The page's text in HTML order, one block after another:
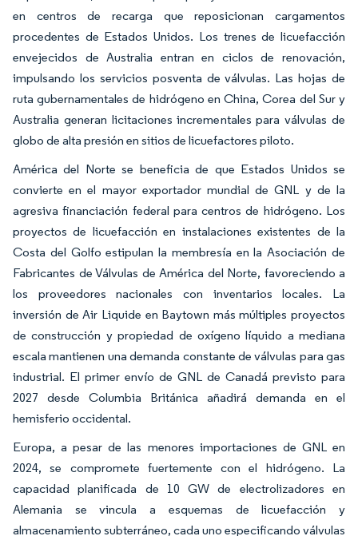
en centros de recarga que reposicionan cargamentos
procedentes de Estados Unidos. Los trenes de licuefacción
envejecidos de Australia entran en ciclos de renovación,
impulsando los servicios posventa de válvulas. Las hojas de
ruta gubernamentales de hidrógeno en China, Corea del Sur y
Australia generan licitaciones incrementales para válvulas de
globo de alta presión en sitios de licuefactores piloto.
América del Norte se beneficia de que Estados Unidos se
convierte en el mayor exportador mundial de GNL y de la
agresiva financiación federal para centros de hidrógeno. Los
proyectos de licuefacción en instalaciones existentes de la
Costa del Golfo estipulan la membresía en la Asociación de
Fabricantes de Válvulas de América del Norte, favoreciendo a
los proveedores nacionales con inventarios locales. La
inversión de Air Liquide en Baytown más múltiples proyectos
de construcción y propiedad de oxígeno líquido a mediana
escala mantienen una demanda constante de válvulas para gas
industrial. El primer envío de GNL de Canadá previsto para
2027 desde Columbia Británica añadirá demanda en el
hemisferio occidental.
Europa, a pesar de las menores importaciones de GNL en
2024, se compromete fuertemente con el hidrógeno. La
capacidad planificada de 10 GW de electrolizadores en
Alemania se vincula a esquemas de licuefacción y
almacenamiento subterráneo, cada uno especificando válvulas